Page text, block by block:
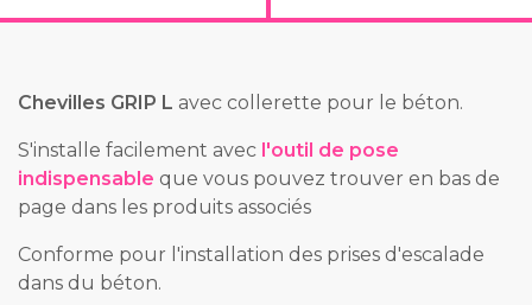
Chevilles GRIP L avec collerette pour le béton.
S'installe facilement avec l'outil de pose
indispensable que vous pouvez trouver en bas de
page dans les produits associés
Conforme pour l'installation des prises d'escalade
dans du béton.